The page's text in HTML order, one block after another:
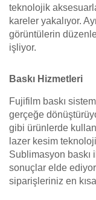
teknolojik
kareler yakalıyor.
görüntülerin
işliyor.
Baskı Hizmetleri
Fujifilm baskı
gerçeğe
gibi ürünlerde
lazer kesim
Sublimasyon baskı
sonuçlar elde
siparişleriniz en